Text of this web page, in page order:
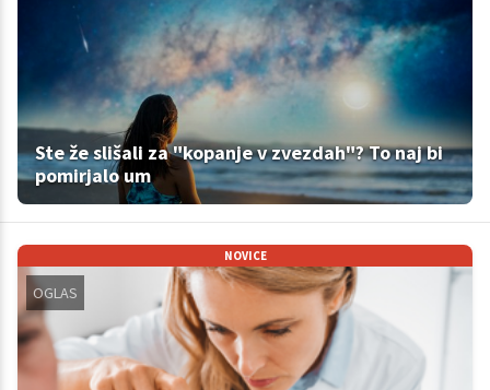
Ste že slišali za "kopanje v zvezdah"? To naj bi
pomirjalo um
NOVICE
OGLAS